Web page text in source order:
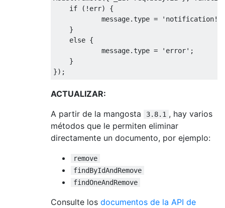
if
(! err)
{
            message
.type = 'notification!'
}
else {
            message
.type = 'error' ;
}
});
ACTUALIZAR:
A partir de la mangosta
3.8.1 , hay varios
métodos que le permiten eliminar
directamente un documento, por ejemplo:
remove
findByIdAndRemove
findOneAndRemove
Consulte los documentos de la API de